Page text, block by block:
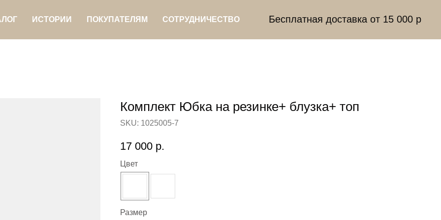
ИСТОРИИ ПОКУПАТЕЛЯМ СОТРУДНИЧЕСТВО Бесплатная доставка от 15 000 р
Комплект Юбка на резинке+ блузка+ топ
SKU: 1025005-7
17 000 р.
Цвет
Размер